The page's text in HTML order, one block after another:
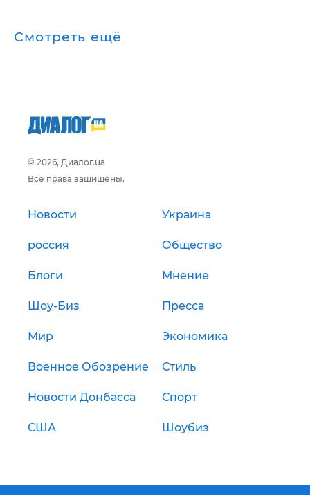
Смотреть ещё
© 2026, Диалог.ua
Все права защищены.
Новости Украина
россия Общество
Блоги Мнение
Шоу-Биз Пресса
Мир Экономика
Военное Обозрение Стиль
Новости Донбасса Спорт
США Шоубиз